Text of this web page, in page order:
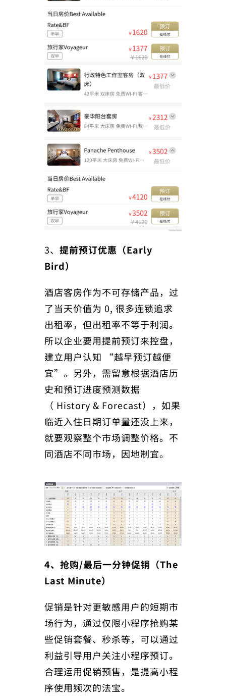
3、提前预订优惠（Early
Bird）
酒店客房作为不可存储产品，过
了当天价值为 0, 很多连锁追求
出租率，但出租率不等于利润。
所以企业要用提前预订来控盘，
建立用户认知 “越早预订越便
宜”。另外，需留意根据酒店历
史和预订进度预测数据
（ History & Forecast），如果
临近入住日期订单量还没上来，
就要观察整个市场调整价格。不
同酒店不同市场，因地制宜。
4、抢购/最后一分钟促销 （The
Last Minute）
促销是针对更敏感用户的短期市
场行为，通过仅限小程序抢购某
些促销套餐、秒杀等，可以通过
利益引导用户关注小程序预订。
合理运用促销预售，是提高小程
序使用频次的法宝。